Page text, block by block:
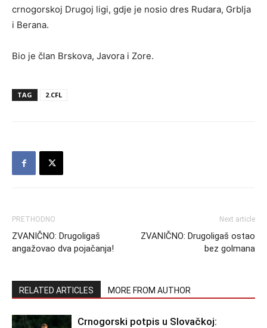
crnogorskoj Drugoj ligi, gdje je nosio dres Rudara, Grblja
i Berana.
Bio je član Brskova, Javora i Zore.
TAG 2.CFL
PRETHODNO
ZVANIČNO: Drugoligaš
angažovao dva pojačanja!
Next article
ZVANIČNO: Drugoligaš ostao
bez golmana
RELATED ARTICLES MORE FROM AUTHOR
Crnogorski potpis u Slovačkoj: